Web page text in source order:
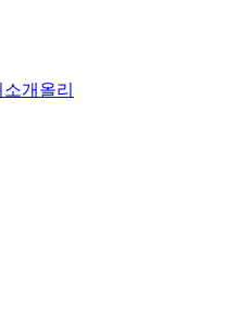
소개 올리